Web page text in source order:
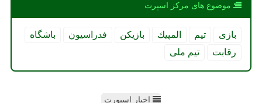
موضوع های مركز اسپرت
بازی تیم المپیك بازیكن فدراسیون
باشگاه
رقابت
تیم ملی
اخبار اسپورت